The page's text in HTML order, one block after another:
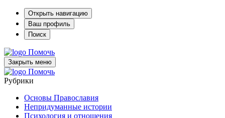
Открыть навигацию
Ваш профиль
Поиск
Помочь
Закрыть меню
Помочь
Рубрики
Основы Православия
Непридуманные истории
Психология и отношения